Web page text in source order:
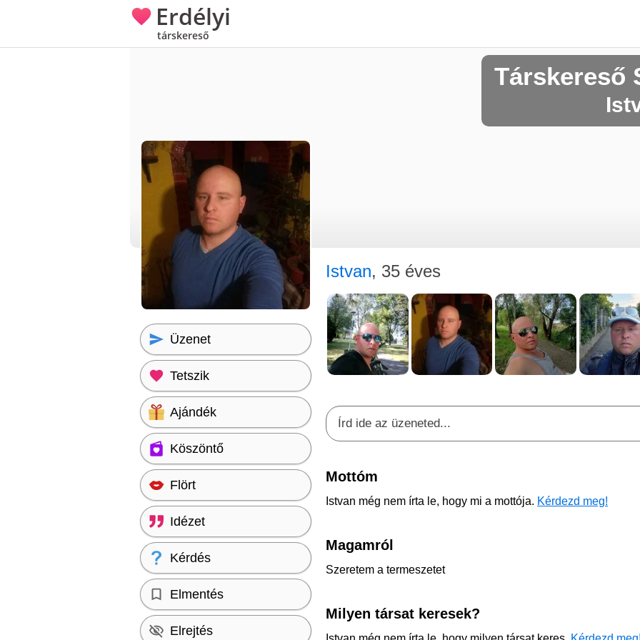
Erdélyi
társkereső
Társkereső
Istvan, 35 éves
Mottóm
Istvan még nem írta le, hogy mi a mottója. Kérdezd meg!
Magamról
Szeretem a termeszetet
Milyen társat keresek?
Üzenet
Tetszik
Ajándék
Köszöntő
Flört
Idézet
Kérdés
Elmentés
Elrejtés